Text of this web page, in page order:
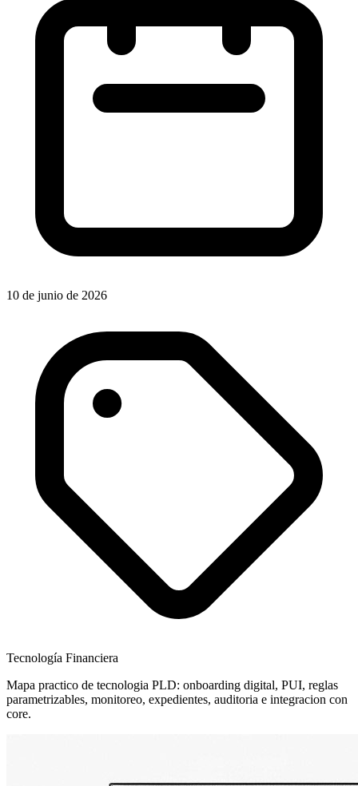
10 de junio de 2026
Tecnología Financiera
Mapa practico de tecnologia PLD: onboarding digital, PUI, reglas
parametrizables, monitoreo, expedientes, auditoria e integracion con
core.